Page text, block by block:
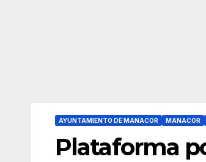
AYUNTAMIENTO DE MANACOR MANACOR
Plataforma